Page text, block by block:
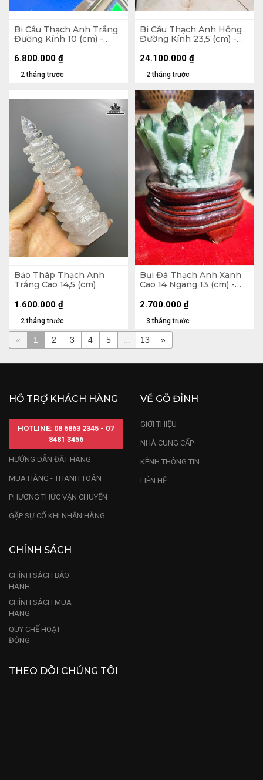
Bi Cầu Thạch Anh Trắng
Đường Kính 10 (cm) -
2 tháng trước
6.800.000 ₫
Bi Cầu Thạch Anh Hồng
Đường Kính 23,5 (cm) -
2 tháng trước
24.100.000 ₫
Bảo Tháp Thạch Anh
Trắng Cao 14,5 (cm)
2 tháng trước
1.600.000 ₫
Bụi Đá Thạch Anh Xanh
Cao 14 Ngang 13 (cm) -
3 tháng trước
2.700.000 ₫
« 1 2 3 4 5 13 »
HỖ TRỢ KHÁCH HÀNG
HOTLINE: 08 6863 2345 - 07
8481 3456
HƯỚNG DẪN ĐẶT HÀNG
MUA HÀNG - THANH TOÁN
PHƯƠNG THỨC VẬN CHUYỂN
GẶP SỰ CỐ KHI NHẬN HÀNG
VỀ GỖ ĐỈNH
GIỚI THIỆU
NHÀ CUNG CẤP
KÊNH THÔNG TIN
LIÊN HỆ
CHÍNH SÁCH
CHÍNH SÁCH BẢO
HÀNH
CHÍNH SÁCH MUA
HÀNG
QUY CHẾ HOẠT
ĐỘNG
THEO DÕI CHÚNG TÔI